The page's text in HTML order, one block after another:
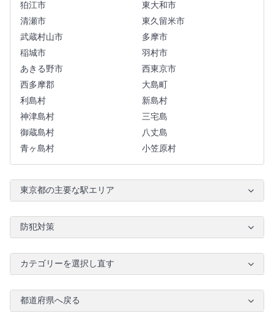
狛江市
東大和市
清瀬市
東久留米市
武蔵村山市
多摩市
稲城市
羽村市
あきる野市
西東京市
西多摩郡
大島町
利島村
新島村
神津島村
三宅島
御蔵島村
八丈島
青ヶ島村
小笠原村
東京都の主要な駅エリア
防犯対策
カテゴリーを選択し直す
都道府県へ戻る